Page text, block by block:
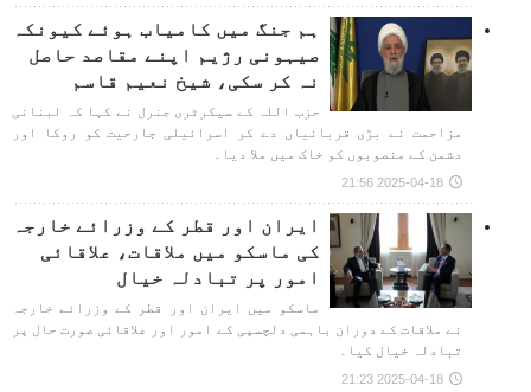
ہم جنگ میں کامیاب ہوئے کیونکہ
صیہونی رژیم اپنے مقاصد حاصل
نہ کر سکی، شیخ نعیم قاسم
حزب اللہ کے سیکرٹری جنرل نے کہا کہ لبنانی
مزاحمت نے بڑی قربانیاں دے کر اسرائیلی جارحیت کو روکا اور
دشمن کے منصوبوں کو خاک میں ملا دیا۔
2025-04-18 21:56
ایران اور قطر کے وزرائے خارجہ
کی ماسکو میں ملاقات، علاقائی
امور پر تبادلہ خیال
ماسکو میں ایران اور قطر کے وزرائے خارجہ
نے ملاقات کے دوران باہمی دلچسپی کے امور اور علاقائی صورت حال پر
تبادلہ خیال کیا۔
2025-04-18 21:23